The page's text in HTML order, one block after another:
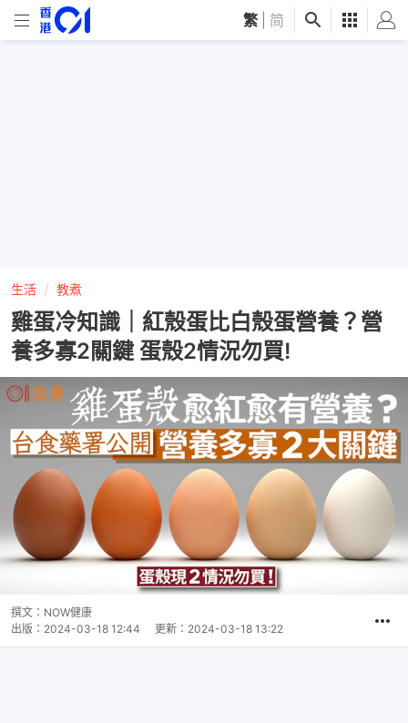
繁 简
生活 教煮
雞蛋冷知識｜紅殼蛋比白殼蛋營養？營
養多寡2關鍵 蛋殼2情況勿買!
撰文： NOW健康
出版： 2024-03-18 12:44 更新： 2024-03-18 13:22